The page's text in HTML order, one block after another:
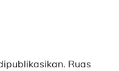
Ruas